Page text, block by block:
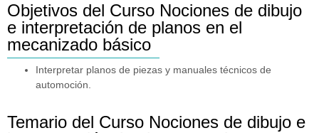
Objetivos del Curso Nociones de dibujo
e interpretación de planos en el
mecanizado básico
Interpretar planos de piezas y manuales técnicos de
automoción.
Temario del Curso Nociones de dibujo e